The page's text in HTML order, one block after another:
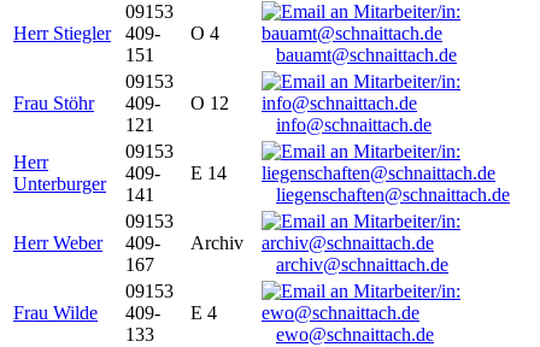
Herr Stiegler
09153
409-
151
O 4
bauamt@schnaittach.de
Frau Stöhr
09153
409-
121
O 12
info@schnaittach.de
Herr
Unterburger
09153
409-
141
E 14
liegenschaften@schnaittach.de
Herr Weber
09153
409-
167
Archiv
archiv@schnaittach.de
Frau Wilde
09153
409-
133
E 4
ewo@schnaittach.de